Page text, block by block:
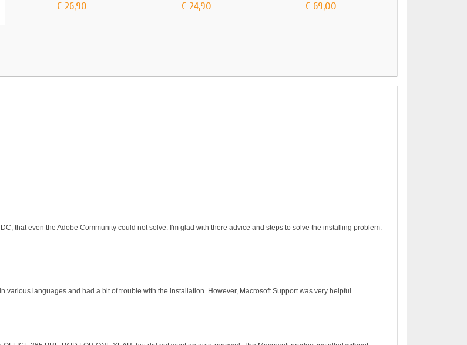
€ 26,90 € 24,90 € 69,00
that even the Adobe Community could not solve. I'm glad with there advice and steps to solve the installing problem.
various languages and had a bit of trouble with the installation. However, Macrosoft Support was very helpful.